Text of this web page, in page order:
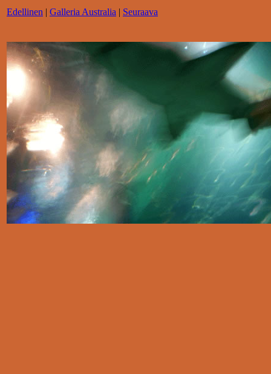
Edellinen | Galleria Australia | Seuraava